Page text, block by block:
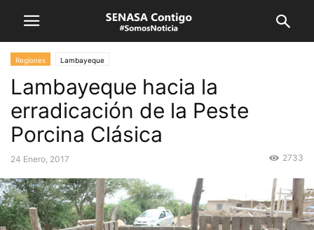
Regiones Lambayeque
Lambayeque hacia la
erradicación de la Peste
Porcina Clásica
24 Enero, 2017 2733